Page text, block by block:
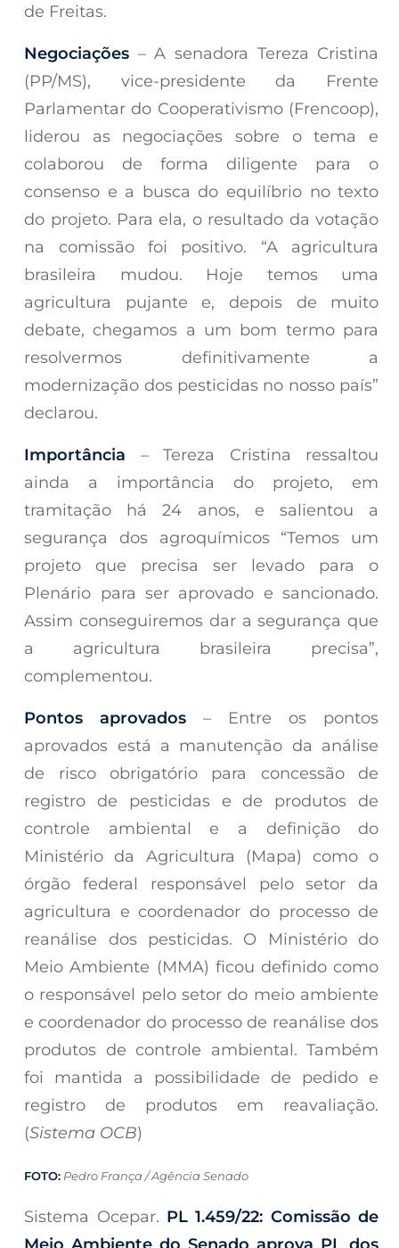
de Freitas.
Negociações – A senadora Tereza Cristina
(PP/MS), vice-presidente da Frente
Parlamentar do Cooperativismo (Frencoop),
liderou as negociações sobre o tema e
colaborou de forma diligente para o
consenso e a busca do equilíbrio no texto
do projeto. Para ela, o resultado da votação
na comissão foi positivo. “A agricultura
brasileira mudou. Hoje temos uma
agricultura pujante e, depois de muito
debate, chegamos a um bom termo para
resolvermos definitivamente a
modernização dos pesticidas no nosso país”
declarou.
Importância – Tereza Cristina ressaltou
ainda a importância do projeto, em
tramitação há 24 anos, e salientou a
segurança dos agroquímicos “Temos um
projeto que precisa ser levado para o
Plenário para ser aprovado e sancionado.
Assim conseguiremos dar a segurança que
a agricultura brasileira precisa”,
complementou.
Pontos aprovados– Entre os pontos
aprovados está a manutenção da análise
de risco obrigatório para concessão de
registro de pesticidas e de produtos de
controle ambiental e a definição do
Ministério da Agricultura (Mapa) como o
órgão federal responsável pelo setor da
agricultura e coordenador do processo de
reanálise dos pesticidas. O Ministério do
Meio Ambiente (MMA) ficou definido como
o responsável pelo setor do meio ambiente
e coordenador do processo de reanálise dos
produtos de controle ambiental. Também
foi mantida a possibilidade de pedido e
registro de produtos em reavaliação.
(Sistema OCB)
FOTO: Pedro França / Agência Senado
Sistema Ocepar. PL 1.459/22: Comissão de